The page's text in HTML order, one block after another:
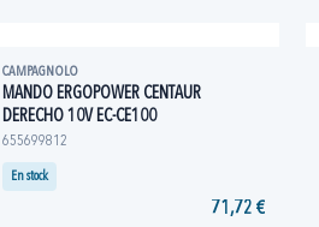
CAMPAGNOLO
MANDO ERGOPOWER CENTAUR
DERECHO 10V EC-CE100
655699812
En stock
71,72 €